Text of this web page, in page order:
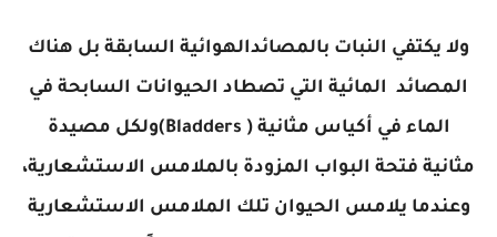
ولا يكتفي النبات بالمصائدالهوائية السابقة بل هناك
المصائد المائية التي تصطاد الحيوانات السابحة في
الماء في أكياس مثانية ( Bladders)ولكل مصيدة
مثانية فتحة البواب المزودة بالملامس الاستشعارية،
وعندما يلامس الحيوان تلك الملامس الاستشعارية